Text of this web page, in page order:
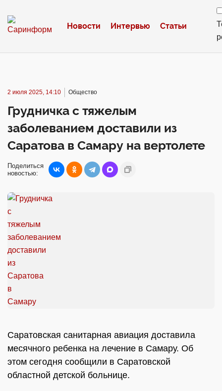
Новости Интервью Статьи
2 июля 2025, 14:10 Общество
Грудничка с тяжелым
заболеванием доставили из
Саратова в Самару на вертолете
Поделиться
новостью:
Саратовская санитарная авиация доставила
месячного ребенка на лечение в Самару. Об
этом сегодня сообщили в Саратовской
областной детской больнице.